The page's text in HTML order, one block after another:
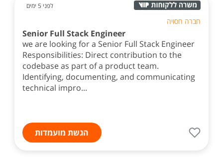
לפני 5 ימים
חברה חסויה
Senior Full Stack Engineer
we are looking for a Senior Full Stack Engineer
Responsibilities: Direct contribution to the
codebase as part of a product team.
Identifying, documenting, and communicating
technical impro...
הגשת מועמדות